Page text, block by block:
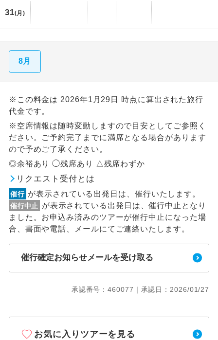
31(月)
8月
※この料金は 2026年1月29日 時点に算出された旅行
代金です。
※空席情報は随時変動しますので目安としてご参照く
ださい。ご予約完了までに満席となる場合があります
ので予めご了承ください。
◎余裕あり ◯残席あり △残席わずか
リクエスト受付とは
催行 が表示されている出発日は、催行いたします。
催行中止
が表示されている出発日は、催行中止となり
ました。お申込み済みのツアーが催行中止になった場
合、書面や電話、メールにてご連絡いたします。
催行確定お知らせメールを受け取る
承認番号：460077｜承認日：2026/01/27
お気に入りツアーを見る